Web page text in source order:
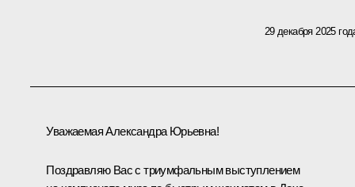
29 декабря 2025
Уважаемая Александра Юрьевна!
Поздравляю Вас с триумфальным выступлением